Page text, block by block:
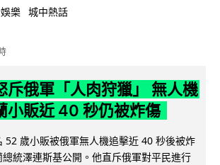
樂 城中熱話
斥俄軍「人肉狩獵」 無人機
小販近 40 秒仍被炸傷
52 歲小販被俄軍無人機追擊近 40 秒後被炸
統澤連斯基公開。他直斥俄軍對平民進行